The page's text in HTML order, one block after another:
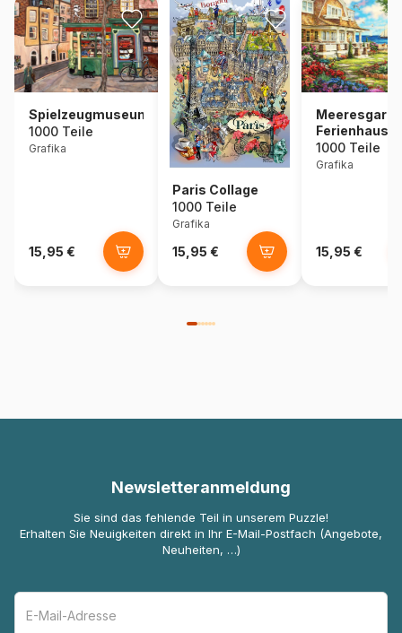
Spielzeugmuseum
1000 Teile
Grafika
15,95 €
Paris Collage
1000 Teile
Grafika
15,95 €
Ferienhaus
1000 Teile
Grafika
15,95 €
Newsletteranmeldung
Sie sind das fehlende Teil in unserem Puzzle!
Erhalten Sie Neuigkeiten direkt in Ihr E-Mail-Postfach (Angebote,
Neuheiten, …)